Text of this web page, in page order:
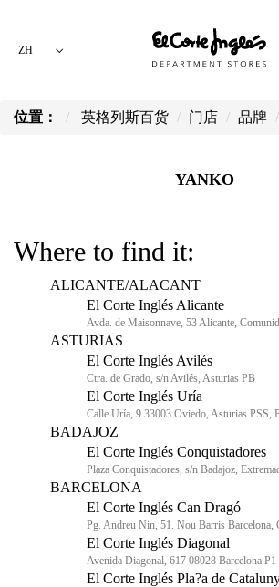
ZH
位置： 英格列斯百货 门店 品牌
YANKO
Where to find it:
ALICANTE/ALACANT
El Corte Inglés Alicante
Avda. de Maisonnave, 53 Alicante,
ASTURIAS
El Corte Inglés Avilés
Ctra. de Grado, s/n Avilés, Asturias PB
El Corte Inglés Uría
Calle Uría, 9 33003 Oviedo, Asturias PSS,
BADAJOZ
El Corte Inglés Conquistadores
Plaza Conquistadores, s/n Badajoz,
BARCELONA
El Corte Inglés Can Dragó
Pg. Andreu Nin, 51. Nou Barris Barcelona,
El Corte Inglés Diagonal
Avenida Diagonal, 617 08028 Barcelona P1
El Corte Inglés Pla?a de